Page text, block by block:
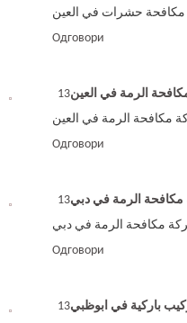
حشرات في العين
Одговори
الرمة في العين
مكافحة الرمة في العين
Одговори
الرمة في دبي
مكافحة الرمة في دبي
Одговори
باركية في ابوظبي